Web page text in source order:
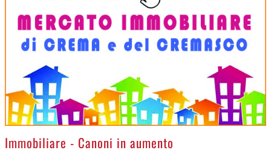
>Immobiliare - Canoni in aumento